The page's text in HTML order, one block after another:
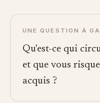
UNE QUESTION À
Qu'est-ce qui
et que vous
acquis ?